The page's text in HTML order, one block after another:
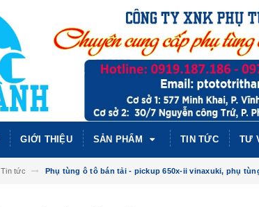
GIỚI THIỆU SẢN PHẨM TIN TỨC TƯ
Tin tức Phụ tùng ô tô bán tải - pickup 650x-ii vinaxuki, phụ